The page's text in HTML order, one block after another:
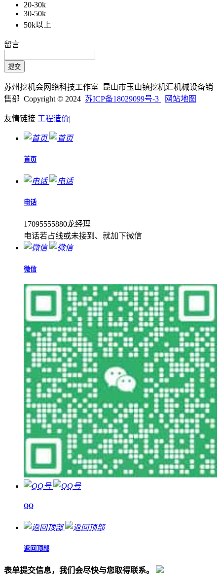
20-30k
30-50k
50k以上
留言
苏州挖机会网络科技工作室 昆山市玉山镇挖机汇机械设备销
售部 Copyright © 2024 苏ICP备18029099号-3 网站地图
友情链接 工程造价|
首页
电话
17095555880龙经理
电话若占线或未接到、就加下微信
微信
QQ
返回顶部
表单提交信息，我们会尽快与您取得联系。